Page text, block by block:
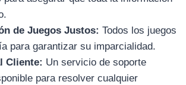
de Juegos Justos: Todos los juegos
para garantizar su imparcialidad.
Cliente: Un servicio de soporte
para resolver cualquier